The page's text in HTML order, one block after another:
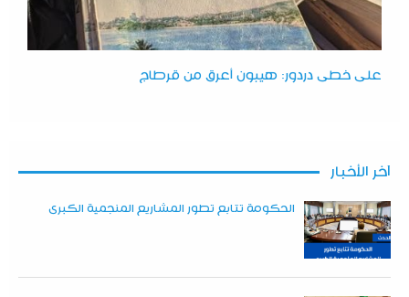
على خطى دردور: هيبون أعرق من قرطاج
آخر الأخبار
الحكومة تتابع تطور المشاريع المنجمية الكبرى